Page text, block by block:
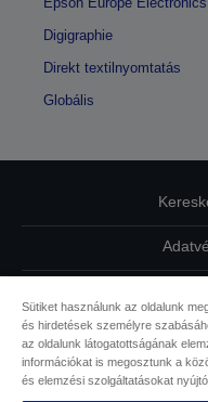
Digigraphie
Direkt textilnyomtatás
Globális
Sütikkel
Sütiket használunk az oldalunk
és hirdetések személyre
az oldalunk látogatottságának
információkat is megosztunk a
és elemzési szolgáltatásokat